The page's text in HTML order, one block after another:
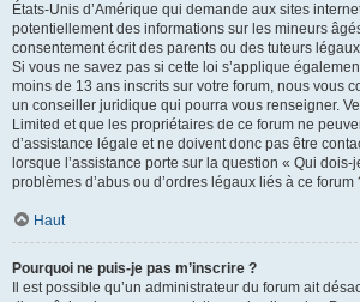
États-Unis d’Amérique qui demande aux sites
potentiellement des informations sur les mineurs
consentement écrit des parents ou des tuteurs
Si vous ne savez pas si cette loi s’applique
moins de 13 ans inscrits sur votre forum, nous vous
un conseiller juridique qui pourra vous renseigner.
Limited et que les propriétaires de ce forum ne
d’assistance légale et ne doivent donc pas être
lorsque l’assistance porte sur la question « Qui
problèmes d’abus ou d’ordres légaux liés à ce forum
Haut
Pourquoi ne puis-je pas m’inscrire ?
Il est possible qu’un administrateur du forum ait